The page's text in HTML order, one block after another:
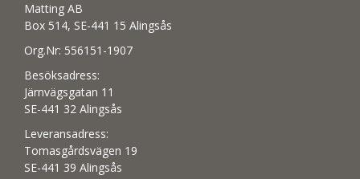
Matting AB
Box 514, SE-441 15 Alingsås
Org.Nr: 556151-1907
Besöksadress:
Järnvägsgatan 11
SE-441 32 Alingsås
Leveransadress:
Tomasgårdsvägen 19
SE-441 39 Alingsås